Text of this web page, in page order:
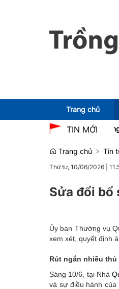
Trang chủ
TIN MỚI
công Dự án xây dựng Trường
Trang chủ Tin
Thứ tư, 10/06/2026
Sửa đổi bổ
Ủy ban Thường vụ
xem xét, quyết định
Rút ngắn nhiều
Sáng 10/6, tại Nhà
và sự điều hành